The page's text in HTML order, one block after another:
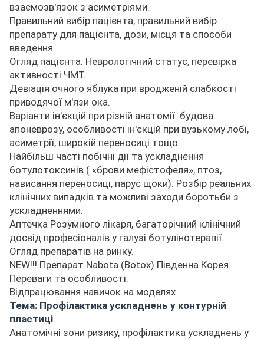
взаємозв'язок з асиметріями.
Правильний вибір пацієнта, правильний вибір
препарату для пацієнта, дози, місця та способи
введення.
Огляд пацієнта. Неврологічний статус, перевірка
активності ЧМТ.
Девіація очного яблука при вродженій слабкості
приводячої м'язи ока.
Варіанти ін'єкцій при різній анатомії: будова
апоневрозу, особливості ін'єкцій при вузькому лобі,
асиметрії, широкій переносиці тощо.
Найбільш часті побічні дії та ускладнення
ботулотоксинів ( «брови мефістофеля», птоз,
нависання переносиці, парус щоки). Розбір реальних
клінічних випадків та можливі заходи боротьби з
ускладненнями.
Аптечка Розумного лікаря, багаторічний клінічний
досвід професіоналів у галузі ботулінотерапії.
Огляд препаратів на ринку.
NEW!!! Препарат Nabota (Botox) Південна Корея.
Переваги та особливості.
Відпрацювання навичок на моделях
Тема: Профілактика ускладнень у контурній
пластиці
Анатомічні зони ризику, профілактика ускладнень у